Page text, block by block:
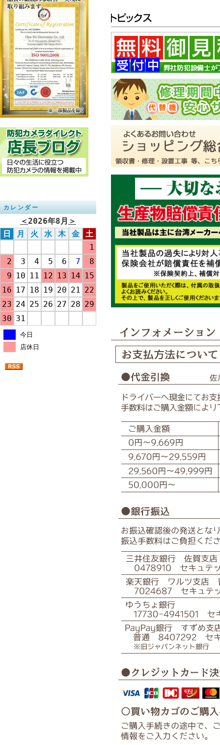
カレンダー
＜ 2026年8月 ＞
日
月 火 水 木 金
土
1
2
3 4 5 6 7
8
9 10 11 12 13 14 15
16 17 18 19 20 21 22
23 24 25 26 27 28 29
30 31
今日
店休日